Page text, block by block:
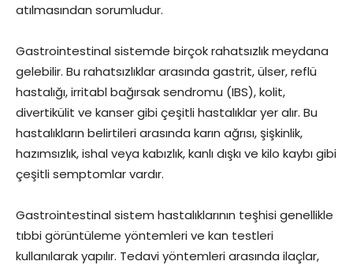
atılmasından sorumludur.
Gastrointestinal sistemde birçok rahatsızlık meydana
gelebilir. Bu rahatsızlıklar arasında gastrit, ülser, reflü
hastalığı, irritabl bağırsak sendromu (IBS), kolit,
divertikülit ve kanser gibi çeşitli hastalıklar yer alır. Bu
hastalıkların belirtileri arasında karın ağrısı, şişkinlik,
hazımsızlık, ishal veya kabızlık, kanlı dışkı ve kilo kaybı gibi
çeşitli semptomlar vardır.
Gastrointestinal sistem hastalıklarının teşhisi genellikle
tıbbi görüntüleme yöntemleri ve kan testleri
kullanılarak yapılır. Tedavi yöntemleri arasında ilaçlar,